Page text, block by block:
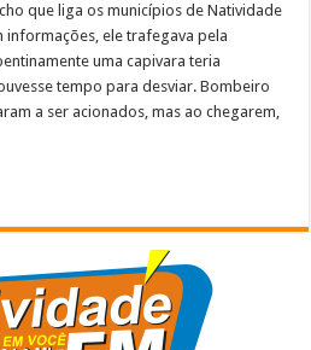
que liga os municípios de Natividade
informações, ele trafegava pela
uma capivara teria
tempo para desviar. Bombeiro
a ser acionados, mas ao chegarem,